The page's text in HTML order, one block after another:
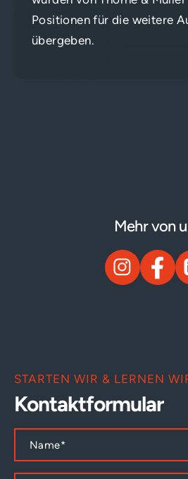
Positionen für die weitere
übergeben.
Mehr von
STARTEN WIR & LERNEN
Kontaktformular